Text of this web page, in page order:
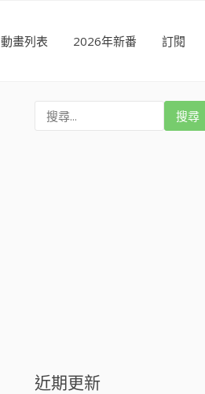
動畫列表 2026年新番 訂閱
近期更新